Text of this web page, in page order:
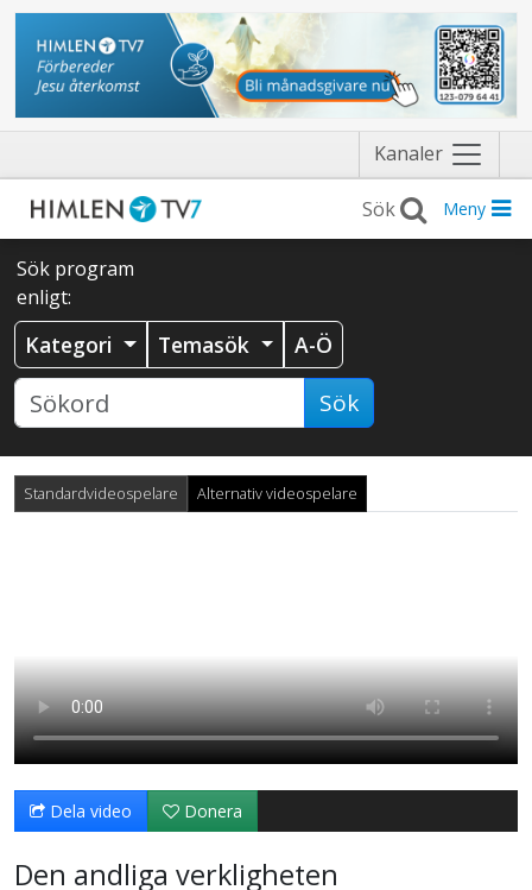
Kanaler Näytä
valikko
Meny
Sök program
enligt:
Kategori Temasök A-Ö
Sök
Standardvideospelare Alternativ videospelare
Dela video Donera
Den andliga verkligheten